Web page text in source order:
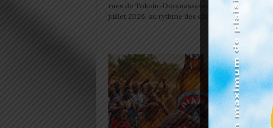
rues de Tokoin-Doumasséssé ont résonné, ce 12
juillet 2026, au rythme des chants, des pas...